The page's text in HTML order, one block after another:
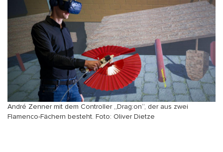
André Zenner mit dem Controller „Drag:on“, der aus zwei
Flamenco-Fächern besteht. Foto: Oliver Dietze